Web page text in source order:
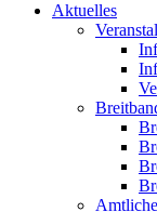
Aktuelles